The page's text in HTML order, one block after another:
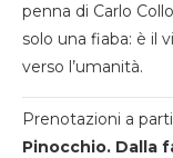
penna di Carlo
solo una fiaba: è il
verso l’umanità.
Prenotazioni a
Pinocchio. Dalla